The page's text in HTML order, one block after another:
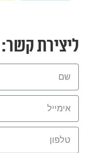
ליצירת קשר: